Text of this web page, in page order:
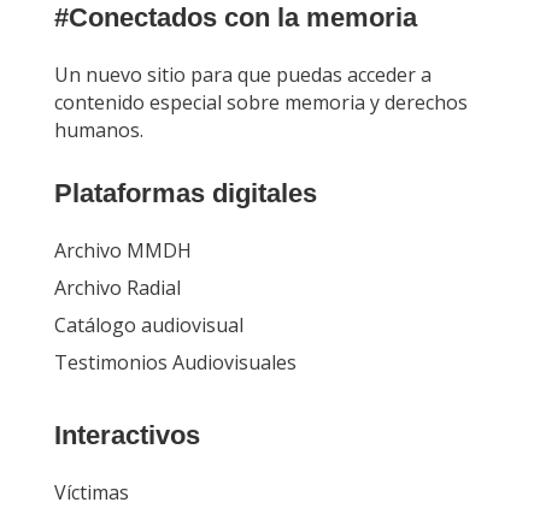
#Conectados con la memoria
Un nuevo sitio para que puedas acceder a
contenido especial sobre memoria y derechos
humanos.
Plataformas digitales
Archivo MMDH
Archivo Radial
Catálogo audiovisual
Testimonios Audiovisuales
Interactivos
Víctimas